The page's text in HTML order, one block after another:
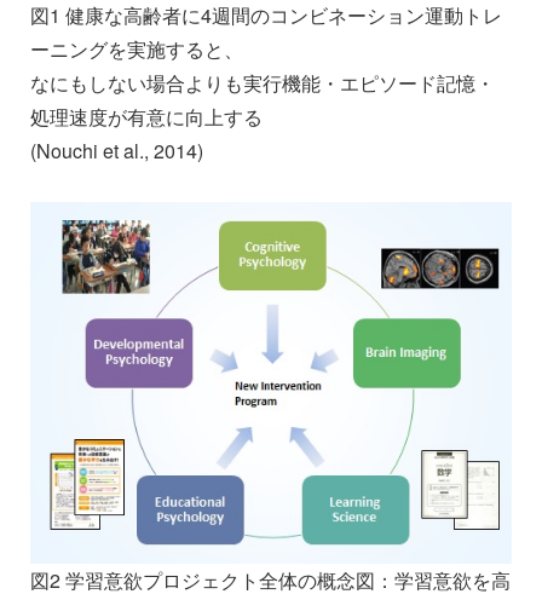
図1 健康な高齢者に4週間のコンビネーション運動トレ
ーニングを実施すると、
なにもしない場合よりも実行機能・エピソード記憶・
処理速度が有意に向上する
(Nouchi et al., 2014)
図2 学習意欲プロジェクト全体の概念図：学習意欲を高